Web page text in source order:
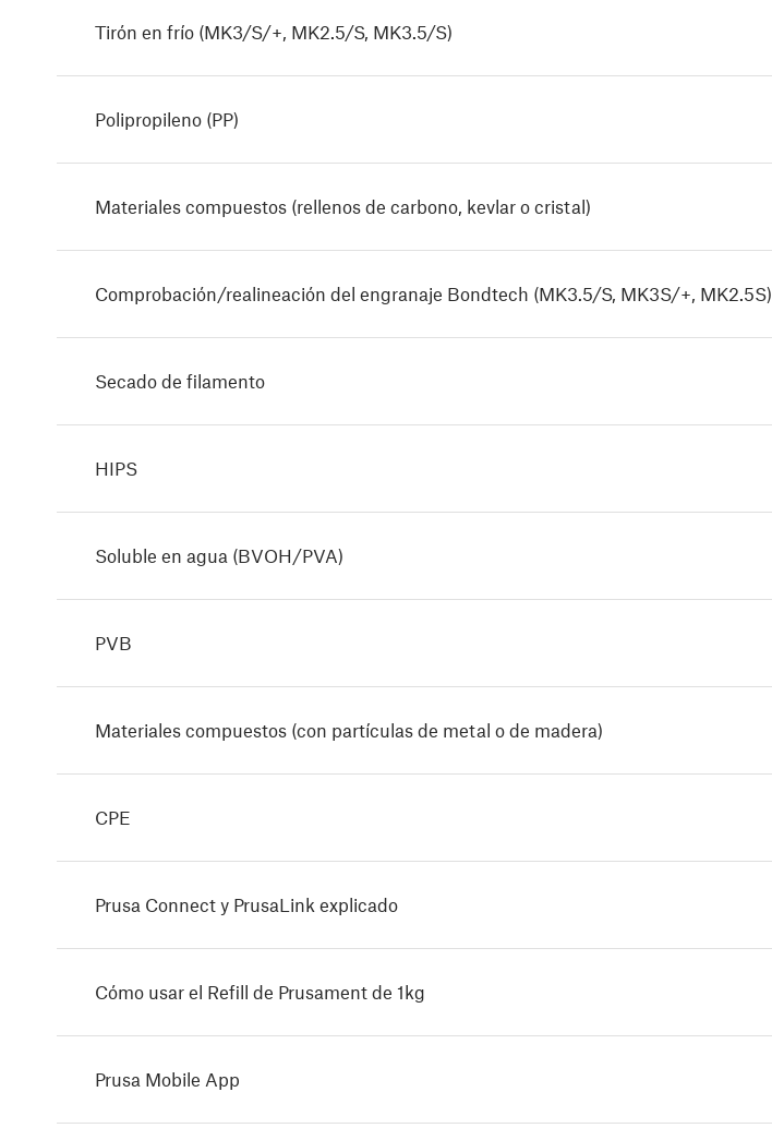
Tirón en frío (MK3/S/+, MK2.5/S, MK3.5/S)
Polipropileno (PP)
Materiales compuestos (rellenos de carbono, kevlar o cristal)
Comprobación/realineación del engranaje Bondtech (MK3.5/S, MK3S/+, MK2.5S)
Secado de filamento
HIPS
Soluble en agua (BVOH/PVA)
PVB
Materiales compuestos (con partículas de metal o de madera)
CPE
Prusa Connect y PrusaLink explicado
Cómo usar el Refill de Prusament de 1kg
Prusa Mobile App